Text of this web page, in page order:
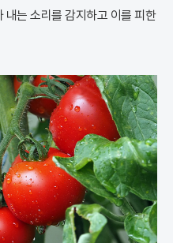
는 소리를 감지하고 이를 피한